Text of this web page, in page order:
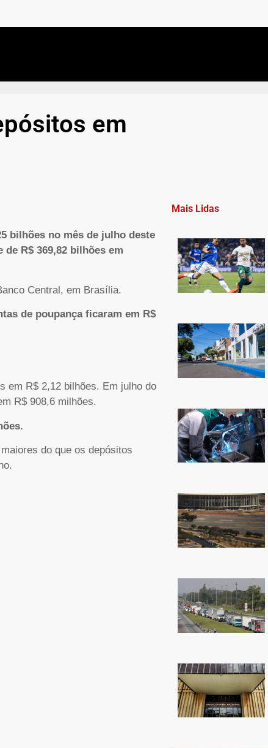
em
bilhões no mês de julho deste
R$ 369,82 bilhões em
Central, em Brasília.
de poupança ficaram em R$
em R$ 2,12 bilhões. Em julho do
R$ 908,6 milhões.
do que os depósitos
Mais Lidas